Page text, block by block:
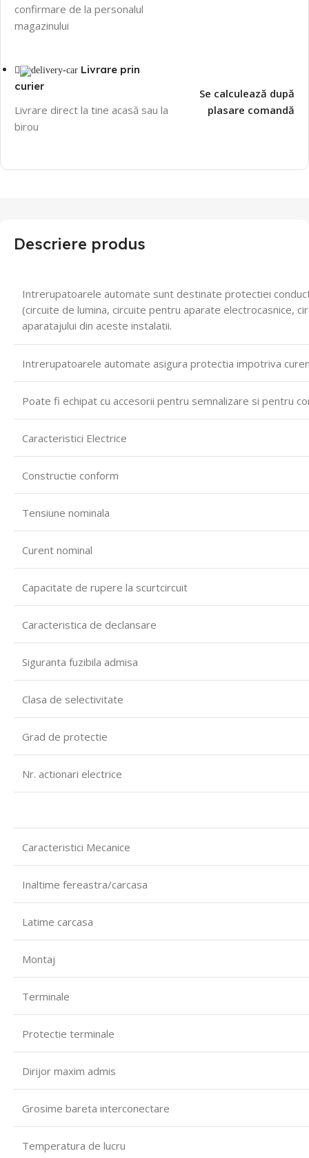
confirmare de la personalul
magazinului
Livrare prin
curier
Livrare direct la tine acasă sau la
birou
Se calculează după
plasare comandă
Descriere produs
Intrerupatoarele automate sunt destinate protectiei
(circuite de lumina, circuite pentru aparate electrocasnice,
aparatajului din aceste instalatii.
Intrerupatoarele automate asigura protectia impotriva
Poate fi echipat cu accesorii pentru semnalizare si pentru
Caracteristici Electrice
Constructie conform
Tensiune nominala
Curent nominal
Capacitate de rupere la scurtcircuit
Caracteristica de declansare
Siguranta fuzibila admisa
Clasa de selectivitate
Grad de protectie
Nr. actionari electrice
Caracteristici Mecanice
Inaltime fereastra/carcasa
Latime carcasa
Montaj
Terminale
Protectie terminale
Dirijor maxim admis
Grosime bareta interconectare
Temperatura de lucru